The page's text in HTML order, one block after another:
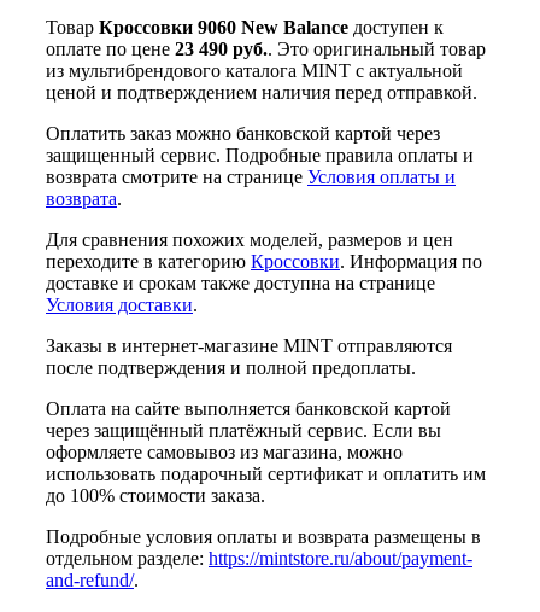
Товар Кроссовки 9060 New Balance доступен к
оплате по цене 23 490 руб.. Это оригинальный товар
из мультибрендового каталога MINT с актуальной
ценой и подтверждением наличия перед отправкой.
Оплатить заказ можно банковской картой через
защищенный сервис. Подробные правила оплаты и
возврата смотрите на странице Условия оплаты и
возврата.
Для сравнения похожих моделей, размеров и цен
переходите в категорию Кроссовки. Информация по
доставке и срокам также доступна на странице
Условия доставки.
Заказы в интернет-магазине MINT отправляются
после подтверждения и полной предоплаты.
Оплата на сайте выполняется банковской картой
через защищённый платёжный сервис. Если вы
оформляете самовывоз из магазина, можно
использовать подарочный сертификат и оплатить им
до 100% стоимости заказа.
Подробные условия оплаты и возврата размещены в
отдельном разделе: https://mintstore.ru/about/payment-
and-refund/.